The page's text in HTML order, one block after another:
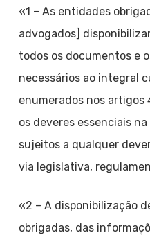
«1 – As entidades
advogados]
todos os documentos e
necessários ao integral
enumerados nos artigos
os deveres essenciais
sujeitos a qualquer
via legislativa,
«2 – A disponibilização
obrigadas, das